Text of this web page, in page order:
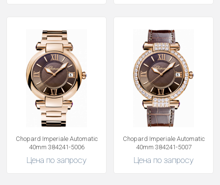
Chopard Imperiale Automatic
40mm 384241-5006
Цена по запросу
Chopard Imperiale Automatic
40mm 384241-5007
Цена по запросу